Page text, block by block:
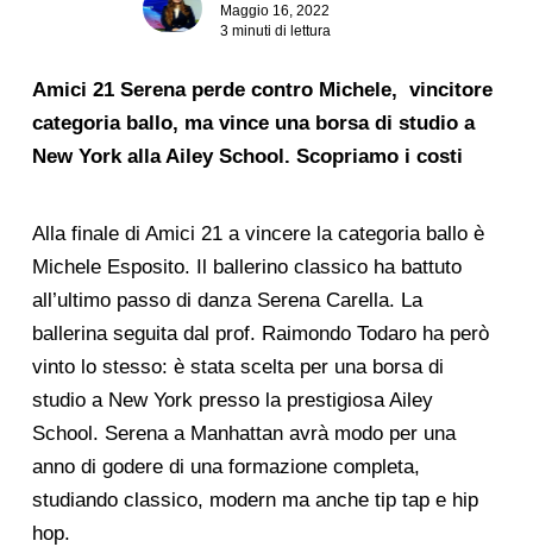
Maggio 16, 2022
3 minuti di lettura
Amici 21 Serena perde contro Michele, vincitore
categoria ballo, ma vince una borsa di studio a
New York alla Ailey School. Scopriamo i costi
Alla finale di Amici 21 a vincere la categoria ballo è
Michele Esposito. Il ballerino classico ha battuto
all’ultimo passo di danza Serena Carella. La
ballerina seguita dal prof. Raimondo Todaro ha però
vinto lo stesso: è stata scelta per una borsa di
studio a New York presso la prestigiosa Ailey
School. Serena a Manhattan avrà modo per una
anno di godere di una formazione completa,
studiando classico, modern ma anche tip tap e hip
hop.